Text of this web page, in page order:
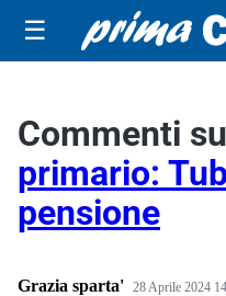
☰
Commenti
primario:
pensione
Grazia sparta' 28 Aprile 2024